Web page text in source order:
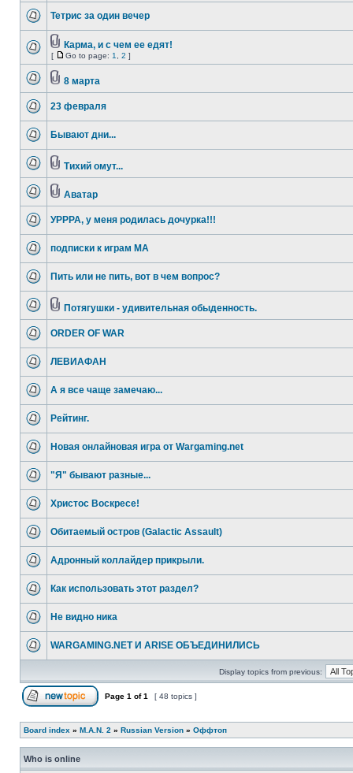
Тетрис за один вечер
Карма, и с чем ее едят!
[ Go to page: 1 2 ]
8 марта
23 февраля
Бывают дни...
Тихий омут...
Аватар
УРРРА, у меня родилась дочурка!!!
подписки к играм МА
Пить или не пить, вот в чем вопрос?
Потягушки - удивительная обыденность.
ORDER OF WAR
ЛЕВИАФАН
А я все чаще замечаю...
Рейтинг.
Новая онлайновая игра от Wargaming.net
"Я" бывают разные...
Христос Воскресе!
Обитаемый остров (Galactic Assault)
Адронный коллайдер прикрыли.
Как использовать этот раздел?
Не видно ника
WARGAMING.NET И ARISE ОБЪЕДИНИЛИСЬ
Display topics from previous:
Page 1 of1 [ 48 topics ]
Board index » M.A.N. 2 » Russian Version » Оффтоп
Who is online